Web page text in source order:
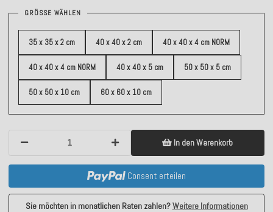
GRÖSSE WÄHLEN
35 x 35 x 2 cm 40 x 40 x 2 cm 40 x 40 x 4 cm NORM
40 x 40 x 4 cm NORM 40 x 40 x 5 cm 50 x 50 x 5 cm
50 x 50 x 10 cm 60 x 60 x 10 cm
In den Warenkorb
Consent erteilen
Sie möchten in monatlichen Raten zahlen?Weitere Informationen